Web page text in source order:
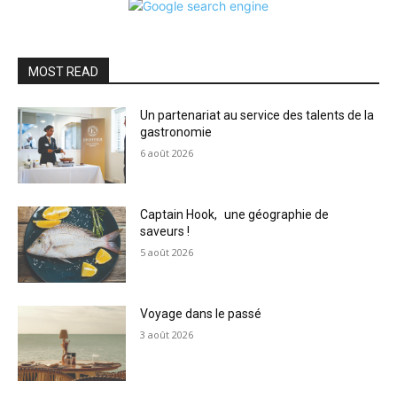
MOST READ
Un partenariat au service des talents de la
gastronomie
6 août 2026
Captain Hook, une géographie de
saveurs !
5 août 2026
Voyage dans le passé
3 août 2026